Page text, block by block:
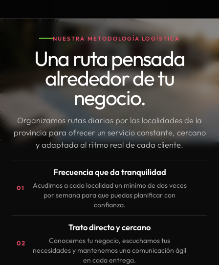
NUESTRA METODOLOGÍA LOGÍSTICA
Una ruta pensada
alrededor de tu
negocio.
Organizamos rutas diarias por las localidades de la
provincia para ofrecer un servicio constante, cercano
y adaptado al ritmo real de cada cliente.
01
Frecuencia que da tranquilidad
Acudimos a cada localidad un mínimo de dos veces
por semana para que puedas planificar con
confianza.
02
Trato directo y cercano
Conocemos tu negocio, escuchamos tus
necesidades y mantenemos una comunicación ágil
en cada entrega.